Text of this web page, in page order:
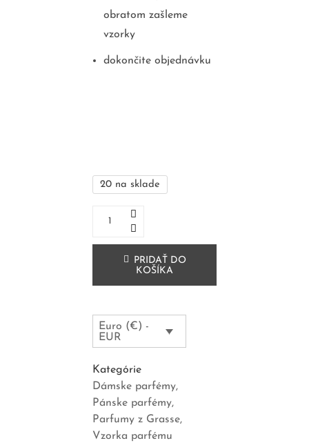
obratom zašleme
vzorky
dokončite objednávku
20 na sklade
PRIDAŤ DO
KOŠÍKA
Euro (€) -
EUR
Kategórie
Dámske parfémy
Pánske parfémy
Parfumy z Grasse
Vzorka parfému